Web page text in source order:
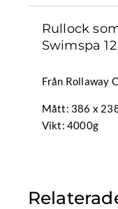
Rullock
Swimspa
Från Rollaway
Mått: 386 x
Vikt: 4000g